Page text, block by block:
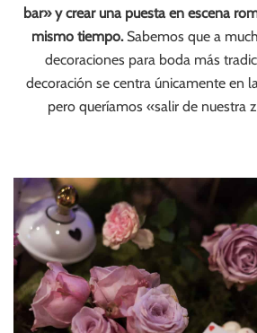
bar» y crear una puesta en escena
mismo tiempo. Sabemos que a
decoraciones para boda más
decoración se centra únicamente en
pero queríamos «salir de nuestra